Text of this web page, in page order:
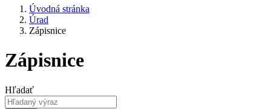
Úvodná stránka
Úrad
Zápisnice
Zápisnice
Hľadať